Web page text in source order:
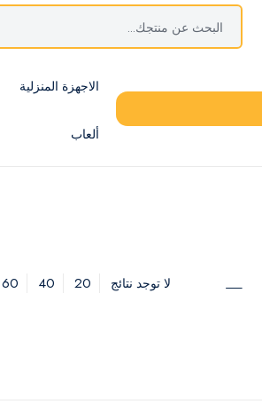
الاجهزة المنزلية
ألعاب
لا توجد نتائج 20
40
60